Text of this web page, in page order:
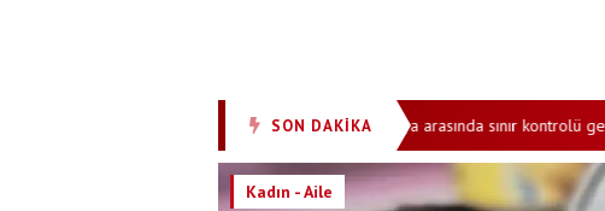
SON DAKİKA
İspanya ile İtalya arasında sınır kontrolü gerilimi
Kadın - Aile